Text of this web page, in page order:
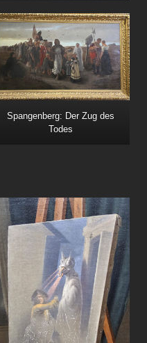
Spangenberg: Der Zug des
Todes